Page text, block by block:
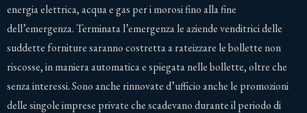
energia elettrica, acqua e gas per i morosi fino alla fine
dell’emergenza. Terminata l’emergenza le aziende venditrici delle
suddette forniture saranno costretta a rateizzare le bollette non
riscosse, in maniera automatica e spiegata nelle bollette, oltre che
senza interessi. Sono anche rinnovate d’ufficio anche le promozioni
delle singole imprese private che scadevano durante il periodo di